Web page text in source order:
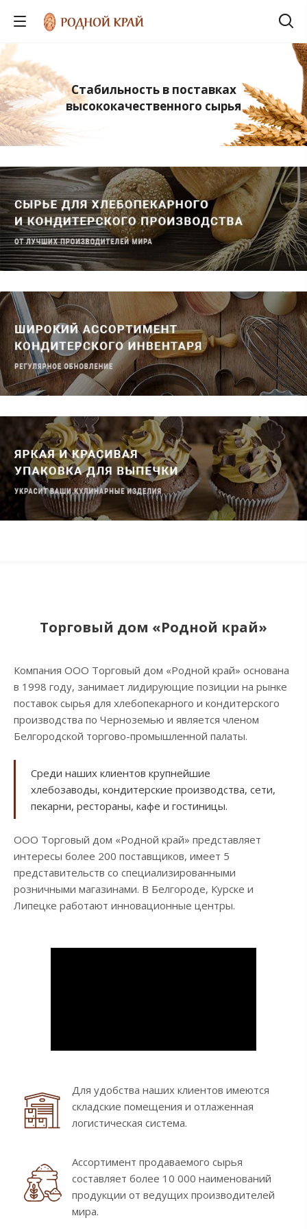
Стабильность в поставках
высококачественного сырья
Торговый дом «Родной край»
Компания ООО Торговый дом «Родной край» основана
в 1998 году, занимает лидирующие позиции на рынке
поставок сырья для хлебопекарного и кондитерского
производства по Черноземью и является членом
Белгородской торгово-промышленной палаты.
Среди наших клиентов крупнейшие
хлебозаводы, кондитерские производства, сети,
пекарни, рестораны, кафе и гостиницы.
ООО Торговый дом «Родной край» представляет
интересы более 200 поставщиков, имеет 5
представительств со специализированными
розничными магазинами. В Белгороде, Курске и
Липецке работают инновационные центры.
Для удобства наших клиентов имеются
складские помещения и отлаженная
логистическая система.
Ассортимент продаваемого сырья
составляет более 10 000 наименований
продукции от ведущих производителей
мира.